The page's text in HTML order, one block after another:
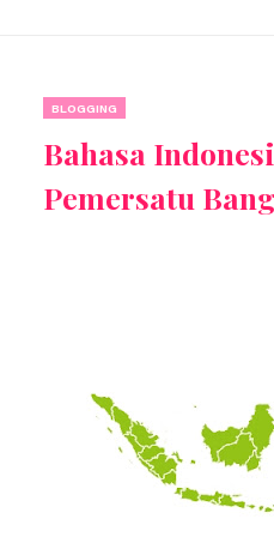
BLOGGING
Bahasa
Pemersatu